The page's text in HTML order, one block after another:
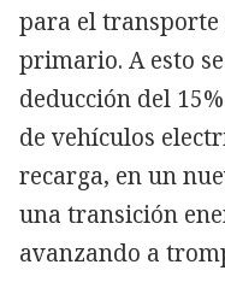
para el
primario. A esto
deducción del
de vehículos
recarga, en un
una transición
avanzando a